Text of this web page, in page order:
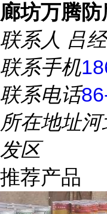
廊坊万腾
联系人 吕
联系手机
联系电话
所在地址河
发区
推荐产品